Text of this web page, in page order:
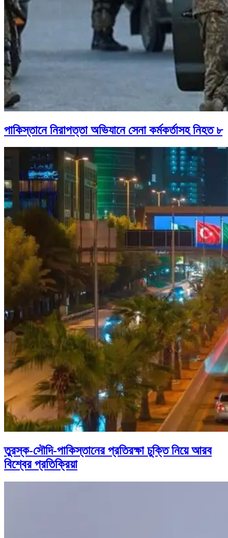
পাকিস্তানে নিরাপত্তা অভিযানে সেনা কর্মকর্তাসহ নিহত ৮
তুরস্ক-সৌদি-পাকিস্তানের প্রতিরক্ষা চুক্তি নিয়ে আরব
বিশ্বের প্রতিক্রিয়া